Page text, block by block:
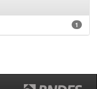
1